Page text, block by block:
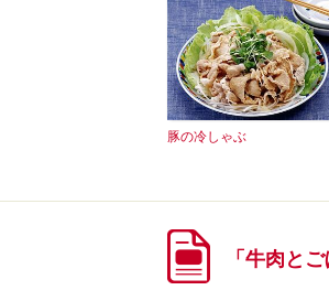
豚の冷しゃぶ
「牛肉と